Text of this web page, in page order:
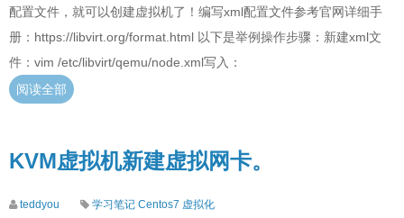
配置文件，就可以创建虚拟机了！编写xml配置文件参考官网详细手
册：https://libvirt.org/format.html 以下是举例操作步骤：新建xml文
件：vim /etc/libvirt/qemu/node.xml写入：
阅读全部
KVM虚拟机新建虚拟网卡。
teddyou 学习笔记 Centos7 虚拟化